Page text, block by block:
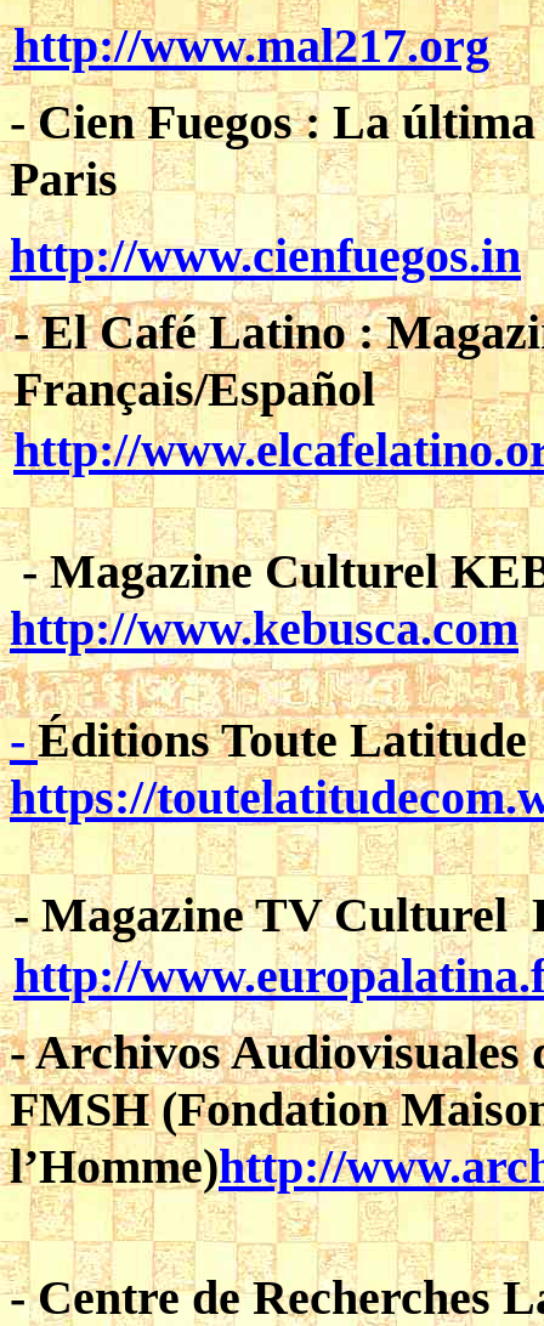
http://www.mal217.org
-Cien Fuegos: La
Paris
http://www.cienfuegos.in
-El Café Latino :
Français/Español
http://
- Magazine Culturel
http://www.kebusca.com
-Éditions Toute Latitude
https://
-Magazine TV Culturel
http://
- Archivos
FMSH (Fondation
l’Homme)http://
- Centre de Recherches